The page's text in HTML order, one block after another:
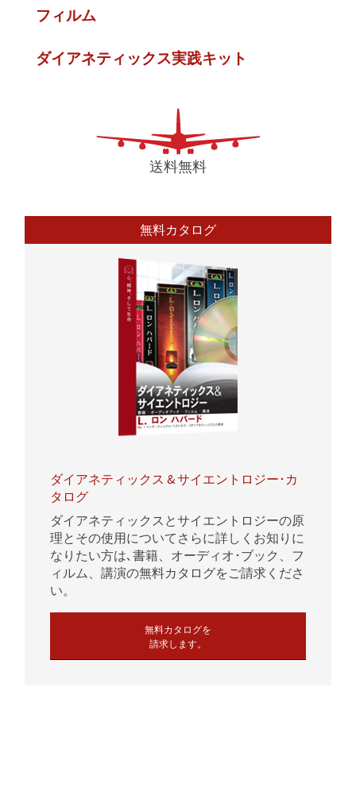
フィルム
ダイアネティックス実践キット
送料無料
無料カタログ
ダイアネティックス & サイエントロジー･カ
タログ
ダイアネティックスとサイエントロジーの原
理とその使用についてさらに詳しくお知りに
なりたい方は､書籍、オーディオ･ブック、フ
ィルム、講演の無料カタログをご請求くださ
い。
無料カタログを
請求します。